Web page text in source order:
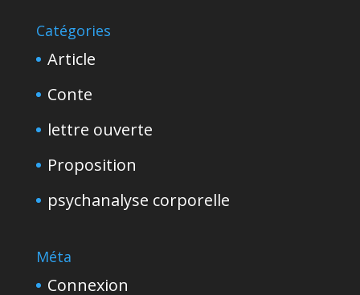
Catégories
Article
Conte
lettre ouverte
Proposition
psychanalyse corporelle
Méta
Connexion